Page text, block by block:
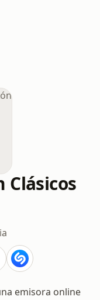
Clásicos
emisora online